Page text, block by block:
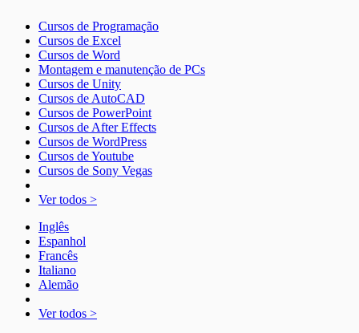
Cursos de Programação
Cursos de Excel
Cursos de Word
Montagem e manutenção de PCs
Cursos de Unity
Cursos de AutoCAD
Cursos de PowerPoint
Cursos de After Effects
Cursos de WordPress
Cursos de Youtube
Cursos de Sony Vegas
Ver todos >
Inglês
Espanhol
Francês
Italiano
Alemão
Ver todos >